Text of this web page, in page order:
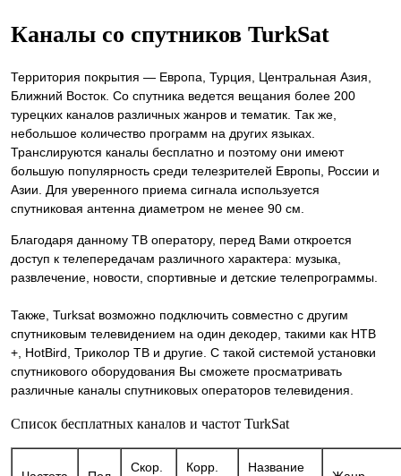
Каналы со спутников TurkSat
Территория покрытия — Европа, Турция, Центральная Азия,
Ближний Восток. Со спутника ведется вещания более 200
турецких каналов различных жанров и тематик. Так же,
небольшое количество программ на других языках.
Транслируются каналы бесплатно и поэтому они имеют
большую популярность среди телезрителей Европы, России и
Азии. Для уверенного приема сигнала используется
спутниковая антенна диаметром не менее 90 см.
Благодаря данному ТВ оператору, перед Вами откроется
доступ к телепередачам различного характера: музыка,
развлечение, новости, спортивные и детские телепрограммы.
Также, Turksat возможно подключить совместно с другим
спутниковым телевидением на один декодер, такими как НТВ
+, HotBird, Триколор ТВ и другие. С такой системой установки
спутникового оборудования Вы сможете просматривать
различные каналы спутниковых операторов телевидения.
Список бесплатных каналов и частот TurkSat
Скор.
Корр.
Название